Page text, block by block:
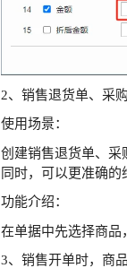
2、销售退货单、采
使用场景：
创建销售退货单、采
同时，可以更准确的
功能介绍：
在单据中先选择商品
3、销售开单时，商